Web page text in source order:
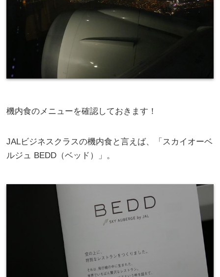
機内食のメニューを確認しておきます！
JALビジネスクラスの機内食と言えば、「スカイオーベ
ルジュ BEDD（ベッド）」。